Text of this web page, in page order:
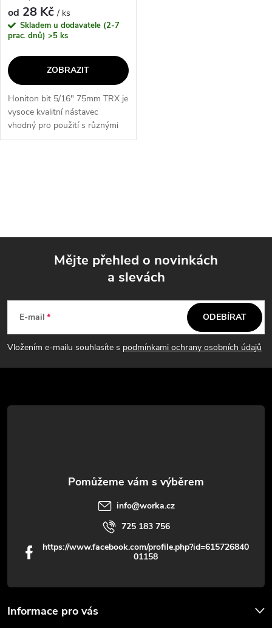
od 28 Kč/ ks
Skladem u dodavatele (2-7
prac. dnů) >5 ks
ZOBRAZIT
Honiton bit 5/16" 75mm TRX je
vysoce kvalitní nástavec
vhodný pro použití s různými
typy šroubováků. Díky svému
a
í
p
s
u
p
t
Mějte přehled o novinkách
a slevách
E-mail
Vložením e-mailu souhlasíte s podmínkami ochrany osobních údajů
ODEBÍRAT
Informace pro vás
info@worka.cz
725 183 756
https://www.facebook.com/profile.php?id=615726840
01158